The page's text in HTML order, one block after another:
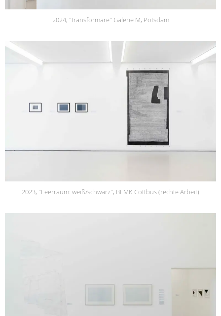
2024, "transformare" Galerie M, Potsdam
2023, "Leerraum: weiß/schwarz", BLMK Cottbus (rechte Arbeit)